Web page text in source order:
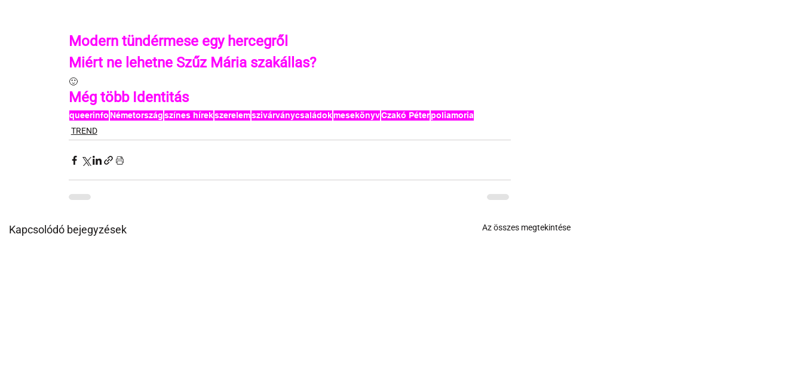
Modern tündérmese egy hercegről
Miért ne lehetne Szűz Mária szakállas?
🙂
Még több Identitás
queerinfo Németországszínes hírekszerelemszivárványcsaládokmesekönyvCzakó Péterpoliamoria
TREND
Kapcsolódó bejegyzések Az összes megtekintése